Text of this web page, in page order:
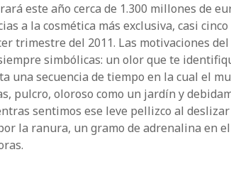
este año cerca de 1.300 millones de
a la cosmética más exclusiva, casi
trimestre del 2011. Las motivaciones del
simbólicas: un olor que te
una secuencia de tiempo en la cual el
pulcro, oloroso como un jardín y
sentimos ese leve pellizco al
la ranura, un gramo de adrenalina en